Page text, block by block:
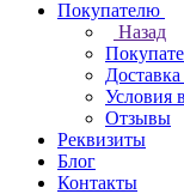
Покупателю
Назад
Условия
Отзывы
Реквизиты
Блог
Контакты